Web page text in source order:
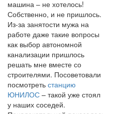
машина – не хотелось!
Собственно, и не пришлось.
Из-за занятости мужа на
работе даже такие вопросы
как выбор автономной
канализации пришлось
решать мне вместе со
строителями. Посоветовали
посмотреть станцию
ЮНИЛОС – такой уже стоял
у наших соседей.